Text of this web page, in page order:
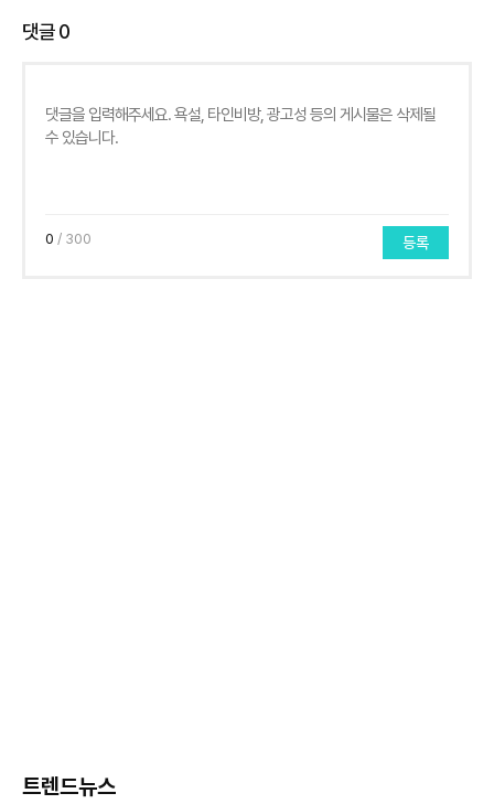
댓글0
0 / 300 등록
트렌드뉴스